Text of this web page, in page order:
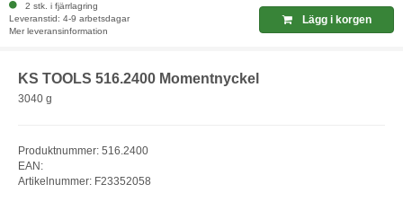
2 stk. i fjärrlagring
Leveranstid: 4-9 arbetsdagar
Mer leveransinformation
Lägg i korgen
KS TOOLS 516.2400 Momentnyckel
3040 g
Produktnummer: 516.2400
EAN:
Artikelnummer: F23352058